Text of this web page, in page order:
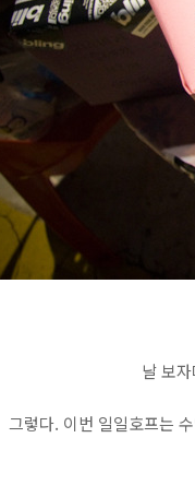
날 보
그렇다. 이번 일일호프는